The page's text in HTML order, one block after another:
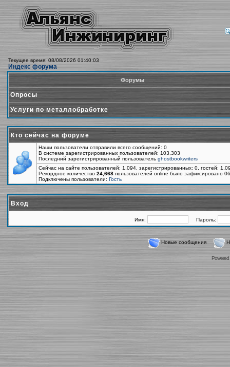
Текущее время: 08/08/2026 01:40:03
Индекс форума
Форумы
Опросы
Услуги по металлобработке
Кто сейчас на форуме
Наши пользователи отправили всего сообщений: 0
В системе зарегистрированных пользователей: 103,303
Последний зарегистрированный пользователь ghostbookwriters
Сейчас на сайте пользователей: 1,094, зарегистрированных: 0, гостей:
Рекордное количество 24,668 пользователей online было зафиксировано
Подключены пользователи: Гость
Вход
Имя: Пароль:
Новые сообщения